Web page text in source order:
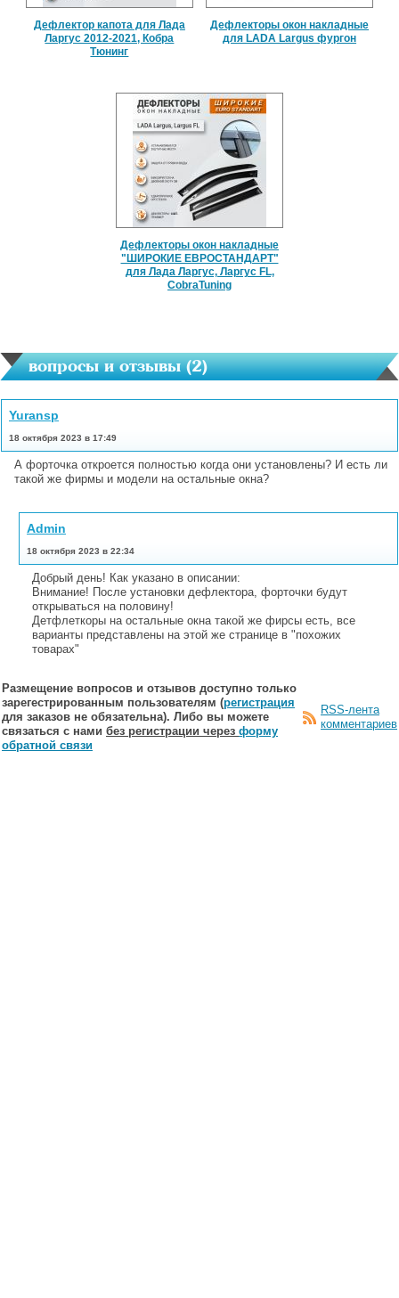
Дефлектор капота для Лада
Ларгус 2012-2021, Кобра
Тюнинг
Дефлекторы окон накладные
для LADA Largus фургон
Дефлекторы окон накладные
"ШИРОКИЕ ЕВРОСТАНДАРТ"
для Лада Ларгус, Ларгус FL,
CobraTuning
вопросы и отзывы (2)
Yuransp
18 октября 2023 в 17:49
А форточка откроется полностью когда они установлены? И есть ли
такой же фирмы и модели на остальные окна?
Admin
18 октября 2023 в 22:34
Добрый день! Как указано в описании:
Внимание! После установки дефлектора, форточки будут
открываться на половину!
Детфлеткоры на остальные окна такой же фирсы есть, все
варианты представлены на этой же странице в "похожих
товарах"
Размещение вопросов и отзывов доступно только
зарегестрированным пользователям (регистрация
для заказов не обязательна). Либо вы можете
связаться с нами без регистрации через форму
обратной связи
RSS-лента
комментариев